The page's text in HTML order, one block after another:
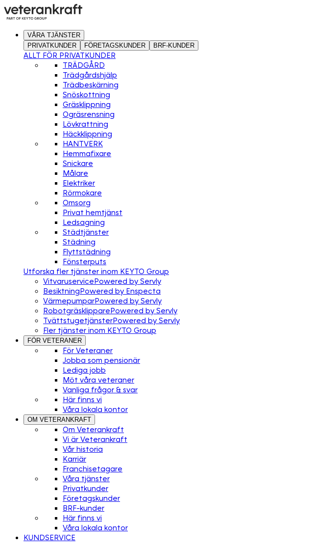
VÅRA TJÄNSTER
PRIVATKUNDER
FÖRETAGSKUNDER BRF-KUNDER
ALLT FÖR PRIVATKUNDER
TRÄDGÅRD
Trädgårdshjälp
Trädbeskärning
Snöskottning
Gräsklippning
Ogräsrensning
Lövkrattning
Häckklippning
HANTVERK
Hemmafixare
Snickare
Målare
Elektriker
Rörmokare
Omsorg
Privat hemtjänst
Ledsagning
Städtjänster
Städning
Flyttstädning
Fönsterputs
Utforska fler tjänster inom KEYTO Group
VitvaruservicePowered by Servly
BesiktningPowered by Enspecta
VärmepumparPowered by Servly
RobotgräsklipparePowered by Servly
TvättstugetjänsterPowered by Servly
Fler tjänster inom KEYTO Group
FÖR VETERANER
För Veteraner
Jobba som pensionär
Lediga jobb
Möt våra veteraner
Vanliga frågor & svar
Här finns vi
Våra lokala kontor
OM VETERANKRAFT
Om Veterankraft
Vi är Veterankraft
Vår historia
Karriär
Franchisetagare
Våra tjänster
Privatkunder
Företagskunder
BRF-kunder
Här finns vi
Våra lokala kontor
KUNDSERVICE